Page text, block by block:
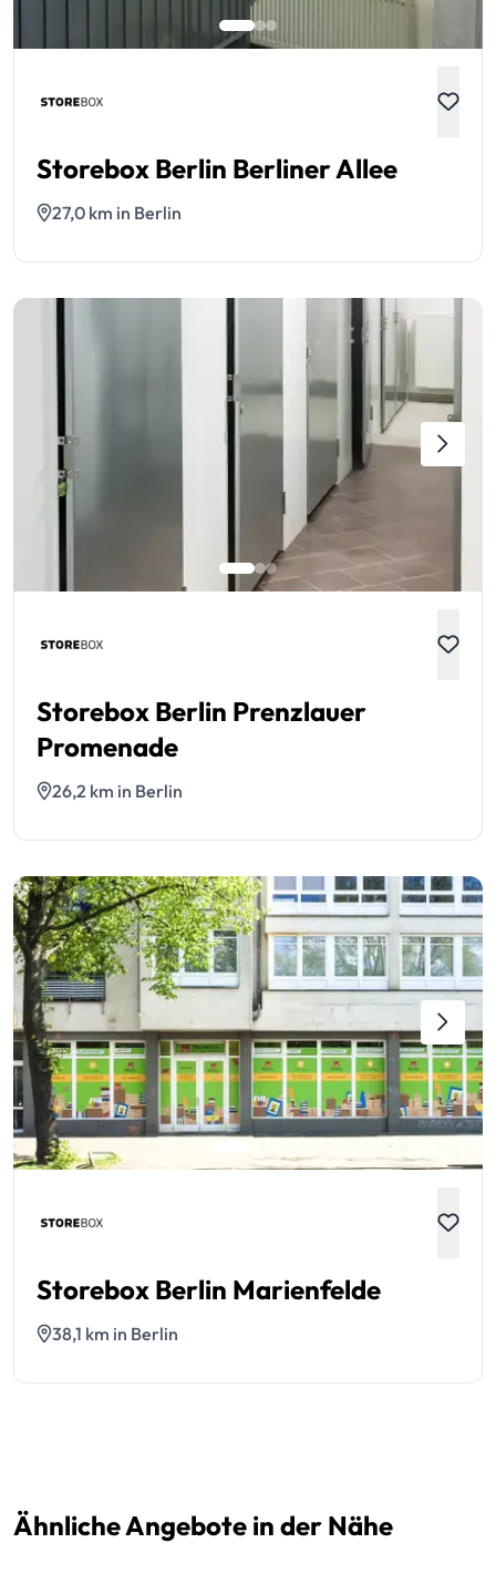
Storebox Berlin Berliner Allee
27,0 km in Berlin
Storebox Berlin Prenzlauer
Promenade
26,2 km in Berlin
Storebox Berlin Marienfelde
38,1 km in Berlin
Ähnliche Angebote in der Nähe